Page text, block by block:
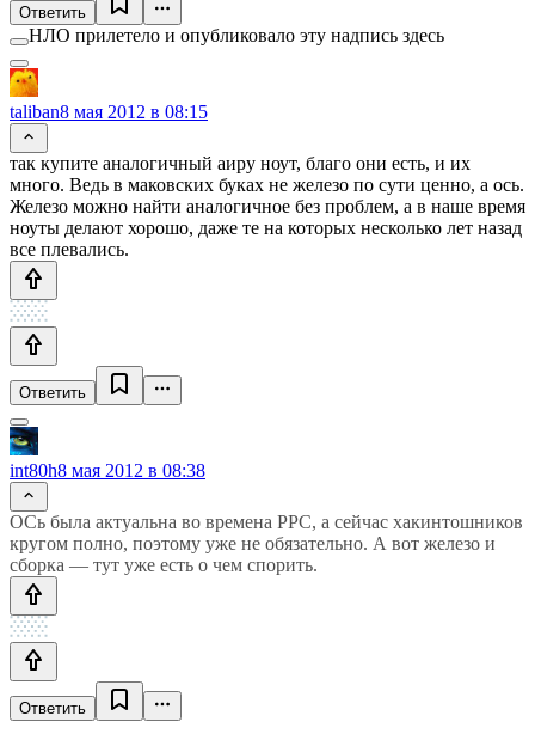
Ответить
НЛО прилетело и опубликовало эту надпись здесь
taliban8 мая 2012 в 08:15
так купите аналогичный аиру ноут, благо они есть, и их
много. Ведь в маковских буках не железо по сути ценно, а ось.
Железо можно найти аналогичное без проблем, а в наше время
ноуты делают хорошо, даже те на которых несколько лет назад
все плевались.
Ответить
int80h8 мая 2012 в 08:38
ОСь была актуальна во времена PPC, а сейчас хакинтошников
кругом полно, поэтому уже не обязательно. А вот железо и
сборка — тут уже есть о чем спорить.
Ответить